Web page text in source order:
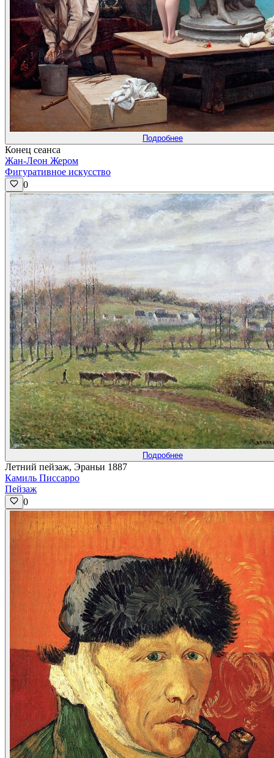
Подробнее
Конец сеанса
Жан-Леон Жером
Фигуративное искусство
0
Подробнее
Летний пейзаж, Эраньи 1887
Камиль Писсарро
Пейзаж
0